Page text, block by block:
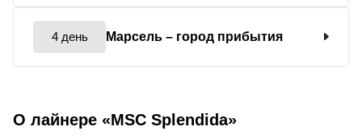
4 день Марсель – город прибытия
О лайнере «MSC Splendida»